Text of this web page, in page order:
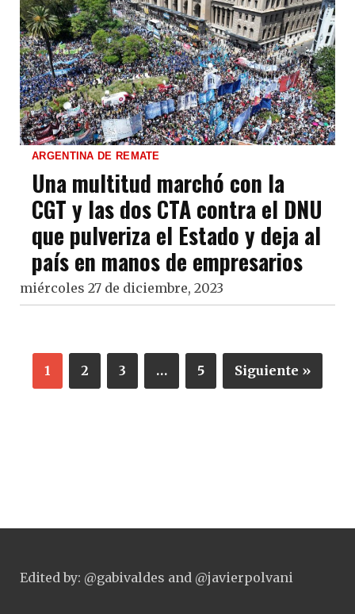
ARGENTINA DE REMATE
Una multitud marchó con la
CGT y las dos CTA contra el DNU
que pulveriza el Estado y deja al
país en manos de empresarios
miércoles 27 de diciembre, 2023
1 2 3 … 5 Siguiente »
Edited by: @gabivaldes and @javierpolvani